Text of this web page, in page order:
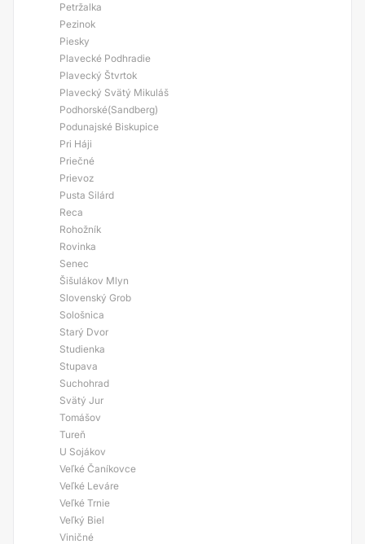
Petržalka
Pezinok
Piesky
Plavecké Podhradie
Plavecký Štvrtok
Plavecký Svätý Mikuláš
Podhorské(Sandberg)
Podunajské Biskupice
Pri Háji
Priečné
Prievoz
Pusta Silárd
Reca
Rohožník
Rovinka
Senec
Šišulákov Mlyn
Slovenský Grob
Sološnica
Starý Dvor
Studienka
Stupava
Suchohrad
Svätý Jur
Tomášov
Tureň
U Sojákov
Veľké Čaníkovce
Veľké Leváre
Veľké Trnie
Veľký Biel
Viničné